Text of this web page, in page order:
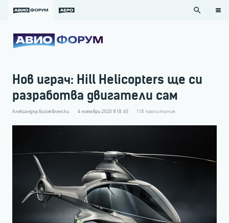
search
Нов играч: Hill Helicopters ще си
разработва двигатели сам
Александър Богоявленски 4 ноември 2020 в 18:45 118 прочитания